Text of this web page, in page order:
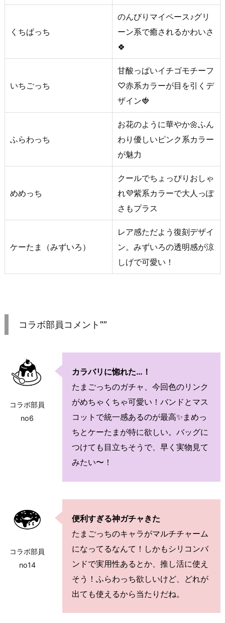
くちぱっち
のんびりマイペース♪グリ
ーン系で癒されるかわいさ
🍀
いちごっち
甘酸っぱいイチゴモチーフ
♡赤系カラーが目を引くデ
ザイン🍓
ふらわっち
お花のように華やか🌼ふん
わり優しいピンク系カラー
が魅力
めめっち
クールでちょっぴりおしゃ
れ💜紫系カラーで大人っぽ
さもプラス
ケーたま（みずいろ）
レア感ただよう復刻デザイ
ン。みずいろの透明感が涼
しげで可愛い！
コラボ部員コメント””
コラボ部員
no6
カラバリに惚れた…！
たまごっちのガチャ、今回色のリンク
がめちゃくちゃ可愛い！バンドとマス
コットで統一感あるのが最高✨まめっ
ちとケーたまが特に欲しい。バッグに
つけても目立ちそうで、早く実物見て
みたい〜！
コラボ部員
no14
便利すぎる神ガチャきた
たまごっちのキャラがマルチチャーム
になってるなんて！しかもシリコンバ
ンドで実用性あるとか、推し活に使え
そう！ふらわっち欲しいけど、どれが
出ても使えるから当たりだね。